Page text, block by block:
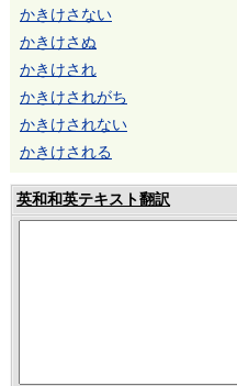
かきけさない
かきけさぬ
かきけされ
かきけされがち
かきけされない
かきけされる
英和和英テキスト翻訳